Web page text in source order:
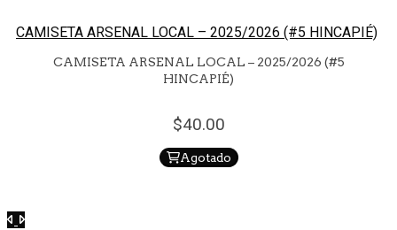
CAMISETA ARSENAL LOCAL – 2025/2026 (#5 HINCAPIÉ)
CAMISETA ARSENAL LOCAL – 2025/2026 (#5
HINCAPIÉ)
40.00
Agotado
Anterior
Siguiente